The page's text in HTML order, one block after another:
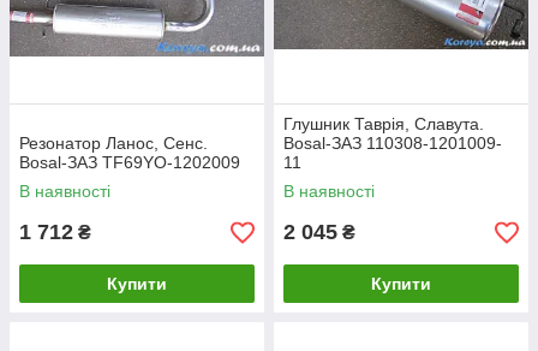
Резонатор Ланос, Сенс.
Bosal-ЗАЗ TF69YO-1202009
В наявності
1 712 ₴
Купити
Глушник Таврія, Славута.
Bosal-ЗАЗ 110308-1201009-
11
В наявності
2 045 ₴
Купити